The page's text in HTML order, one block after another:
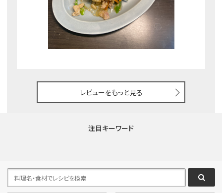
レビューをもっと見る
注目キーワード